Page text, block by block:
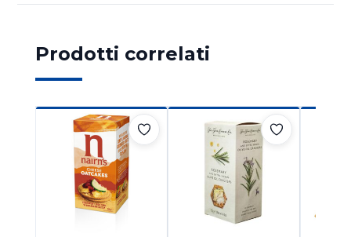
Prodotti correlati